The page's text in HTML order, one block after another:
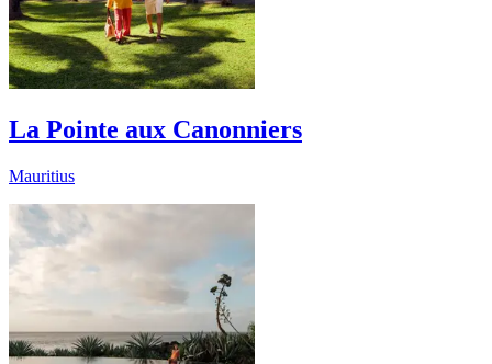
La Pointe aux Canonniers
Mauritius